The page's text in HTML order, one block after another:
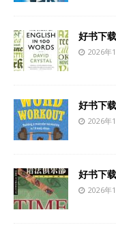
好书下
2026年
好书下
2026年
好书下
2026年